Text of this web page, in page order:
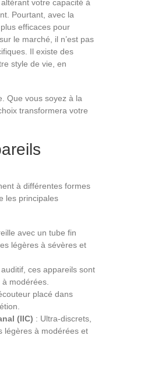
votre capacité à
Pourtant, avec la
efficaces pour
le marché, il n’est pas
Il existe des
style de vie, en
Que vous soyez à la
transformera votre
à différentes formes
les principales
avec un tube fin
légères à sévères et
ces appareils sont
modérées.
placé dans
(IIC) : Ultra-discrets,
légères à modérées et